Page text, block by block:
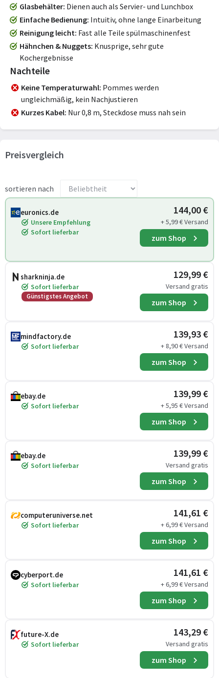
Glasbehälter Dienen auch als Servier- und Lunchbox
Einfache Bedienung Intuitiv, ohne lange Einarbeitung
Reinigung leicht Fast alle Teile spülmaschinenfest
Hähnchen & Nuggets Knusprige, sehr gute
Kochergebnisse
Nachteile
Keine Temperaturwahl Pommes werden
ungleichmäßig, kein Nachjustieren
Kurzes Kabel Nur 0,8 m, Steckdose muss nah sein
Preisvergleich
sortieren nach
euronics.de
Unsere Empfehlung
Sofort lieferbar
144,00 €
+ 5,99 € Versand
zum Shop
sharkninja.de
Sofort lieferbar
Günstigstes Angebot
129,99 €
Versand gratis
zum Shop
mindfactory.de
Sofort lieferbar
139,93 €
+ 8,90 € Versand
zum Shop
ebay.de
Sofort lieferbar
139,99 €
+ 5,95 € Versand
zum Shop
ebay.de
Sofort lieferbar
139,99 €
Versand gratis
zum Shop
computeruniverse.net
Sofort lieferbar
141,61 €
+ 6,99 € Versand
zum Shop
cyberport.de
Sofort lieferbar
141,61 €
+ 6,99 € Versand
zum Shop
future-X.de
Sofort lieferbar
143,29 €
Versand gratis
zum Shop